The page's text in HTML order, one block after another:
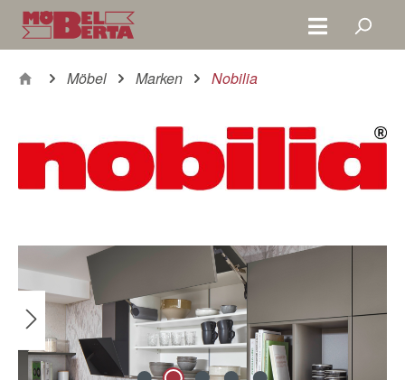
Zum Hauptinhalt springen
Möbel Marken Nobilia
Bildergalerie überspringen